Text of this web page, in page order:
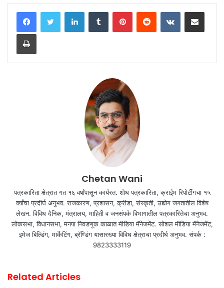
LinkedInTumblr PinterestReddit VKontakteShare via Email
Print
Chetan Wani
पत्रकारिता क्षेत्रात गत १६ वर्षांपासून कार्यरत. शोध पत्रकारिता, क्राईम रिपोर्टींगचा १५
वर्षांचा प्रदीर्घ अनुभव. राजकारण, प्रशासन, क्रीडा, संस्कृती, उद्योग जगतातील विशेष
लेखन. विविध दैनिक, मंत्रालय, माहिती व जनसंपर्क विभागातील पत्रकारितेचा अनुभव.
लोकसभा, विधानसभा, मनपा निवडणूक काळात मीडिया मॅनेजमेंट. सोशल मीडिया मॅनेजमेंट,
इमेज बिल्डिंग, मार्केटिंग, ब्रॅण्डिंग यासारख्या विविध क्षेत्राचा प्रदीर्घ अनुभव. संपर्क :
9823333119
Related Articles